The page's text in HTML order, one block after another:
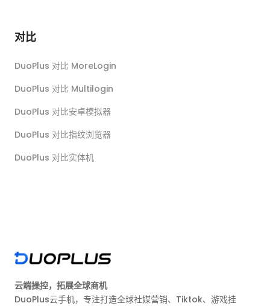
对比
DuoPlus 对比 MoreLogin
DuoPlus 对比 Multilogin
DuoPlus 对比安卓模拟器
DuoPlus 对比指纹浏览器
DuoPlus 对比实体机
云端操控，拓展全球商机
DuoPlus云手机，专注打造全球社媒营销、Tiktok、游戏挂